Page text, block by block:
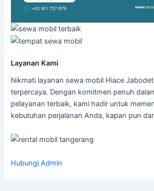
Layanan Kami
Nikmati layanan sewa mobil Hiace
terpercaya. Dengan komitmen penuh
pelayanan terbaik, kami hadir untuk
kebutuhan perjalanan Anda, kapan pun
Hubungi Admin